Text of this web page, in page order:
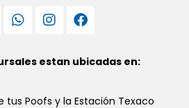
estan ubicadas en:
tus Poofs y la Estación Texaco